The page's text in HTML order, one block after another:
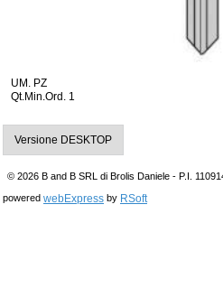
UM. PZ
Qt.Min.Ord. 1
Versione DESKTOP
© 2026 B and B SRL di Brolis Daniele - P.I.
powered webExpress by RSoft